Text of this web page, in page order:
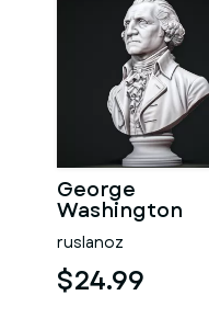
George
Washington
#RoZ
ruslanoz
$24.99